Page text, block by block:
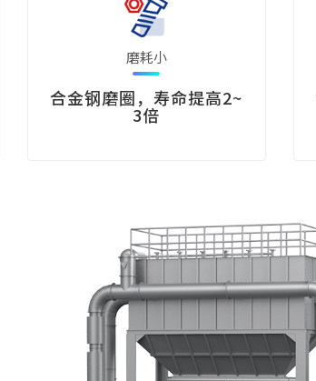
磨耗小
合金钢磨圈，寿命提高2~
3倍